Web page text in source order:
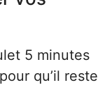
5 minutes
qu’il reste